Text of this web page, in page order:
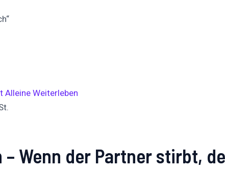
Wenn der Partner stirbt,